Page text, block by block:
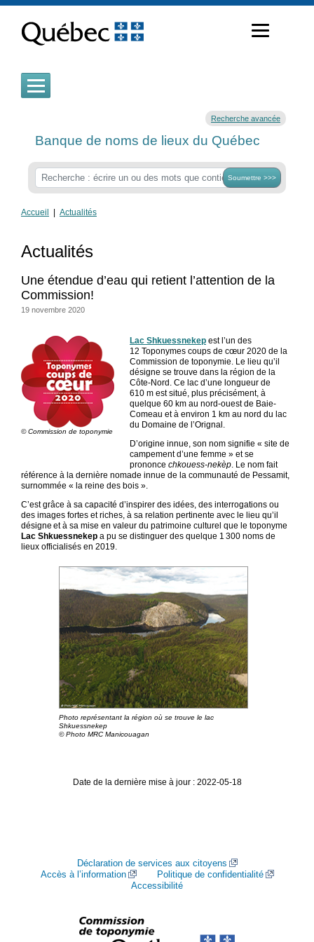
contenu
Recherche avancée
Banque de noms de lieux du Québec
Soumettre >>>
Accueil Actualités
Actualités
Une étendue d’eau qui retient l’attention de la
Commission!
19 novembre 2020
© Commission de toponymie
Lac Shkuessnekep est l’un des
12 Toponymes coups de cœur 2020 de la
Commission de toponymie. Le lieu qu’il
désigne se trouve dans la région de la
Côte-Nord. Ce lac d’une longueur de
610 m est situé, plus précisément, à
quelque 60 km au nord-ouest de Baie-
Comeau et à environ 1 km au nord du lac
du Domaine de l’Orignal.
D’origine innue, son nom signifie « site de
campement d’une femme » et se
prononce chkouess-nekèp. Le nom fait
référence à la dernière nomade innue de la communauté de Pessamit,
surnommée « la reine des bois ».
C’est grâce à sa capacité d’inspirer des idées, des interrogations ou
des images fortes et riches, à sa relation pertinente avec le lieu qu’il
désigne et à sa mise en valeur du patrimoine culturel que le toponyme
Lac Shkuessnekep a pu se distinguer des quelque 1 300 noms de
lieux officialisés en 2019.
Photo représentant la région où se trouve le lac
Shkuessnekep
© Photo MRC Manicouagan
Date de la dernière mise à jour : 2022-05-18
Déclaration de services aux citoyens
Accès à l’information
Politique de confidentialité
Accessibilité